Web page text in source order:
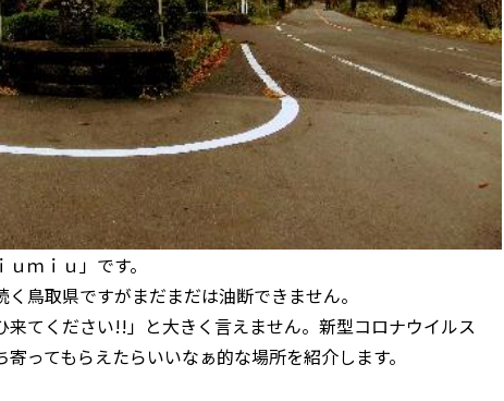
ｍｉｕ」です。
鳥取県ですがまだまだは油断できません。
てください!!」と大きく言えません。新型コロナウイルス
ってもらえたらいいなぁ的な場所を紹介します。